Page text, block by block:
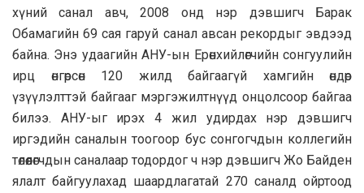
хүний санал авч, 2008 онд нэр дэвшигч Барак
Обамагийн 69 сая гаруй санал авсан рекордыг эвдээд
байна. Энэ удаагийн АНУ-ын Ерөнхийлөгчийн сонгуулийн
ирц өнгөрсөн 120 жилд байгаагүй хамгийн өндөр
үзүүлэлттэй байгааг мэргэжилтнүүд онцолсоор байгаа
билээ. АНУ-ыг ирэх 4 жил удирдах нэр дэвшигч
иргэдийн саналын тоогоор бус сонгогчдын коллегийн
төлөөлөгчдын саналаар тодордог ч нэр дэвшигч Жо Байден
ялалт байгуулахад шаардлагатай 270 саналд ойртоод